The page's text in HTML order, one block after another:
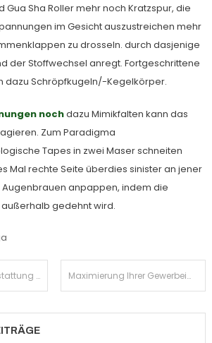
Gua Sha Roller mehr noch Kratzspur, die
im Gesicht auszustreichen mehr
zu drosseln. durch dasjenige
der Stoffwechsel anregt. Fortgeschrittene
dazu Schröpfkugeln/-Kegelkörper.
nochdazu Mimikfalten kann das
Zum Paradigma
Tapes in zwei Maser schneiten
Mal rechte Seite überdies sinister an jener
anpappen, indem die
gedehnt wird.
ohne Stress Maximierung Ihrer Gewerbeimmobilie: Unverzichtbare Dienstleistungen für Effizienz und Attraktivität